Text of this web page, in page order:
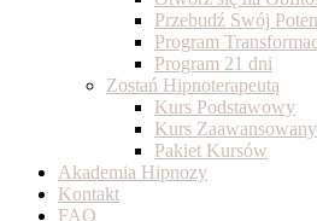
Przebudź Swój
Program
Program 21 dni
Zostań Hipnoterapeutą
Kurs Podstawowy
Kurs Zaawansowany
Pakiet Kursów
Akademia Hipnozy
Kontakt
FAQ